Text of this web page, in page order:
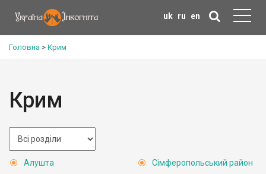
uk ru en
Головна > Крим
Крим
Алушта
Сімферопольський район